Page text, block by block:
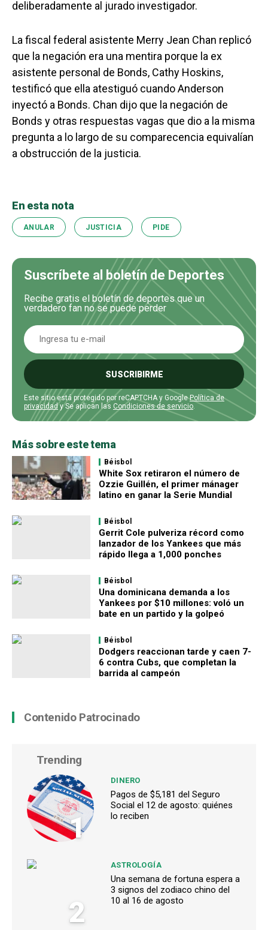
deliberadamente al jurado investigador.
La fiscal federal asistente Merry Jean Chan replicó
que la negación era una mentira porque la ex
asistente personal de Bonds, Cathy Hoskins,
testificó que ella atestiguó cuando Anderson
inyectó a Bonds. Chan dijo que la negación de
Bonds y otras respuestas vagas que dio a la misma
pregunta a lo largo de su comparecencia equivalían
a obstrucción de la justicia.
En esta nota
ANULAR JUSTICIA PIDE
Suscríbete al boletín de Deportes
Recibe gratis el boletín de deportes que un
verdadero fan no se puede perder
SUSCRIBIRME
Este sitio está protegido por reCAPTCHA y GooglePolítica de
privacidady Se aplican las Condiciones de servicio.
Más sobre este tema
Béisbol
White Sox retiraron el número de
Ozzie Guillén, el primer mánager
latino en ganar la Serie Mundial
Béisbol
Gerrit Cole pulveriza récord como
lanzador de los Yankees que más
rápido llega a 1,000 ponches
Béisbol
Una dominicana demanda a los
Yankees por $10 millones: voló un
bate en un partido y la golpeó
Béisbol
Dodgers reaccionan tarde y caen 7-
6 contra Cubs, que completan la
barrida al campeón
Contenido Patrocinado
Trending
1
DINERO
Pagos de $5,181 del Seguro
Social el 12 de agosto: quiénes
lo reciben
2
ASTROLOGÍA
Una semana de fortuna espera a
3 signos del zodiaco chino del
10 al 16 de agosto